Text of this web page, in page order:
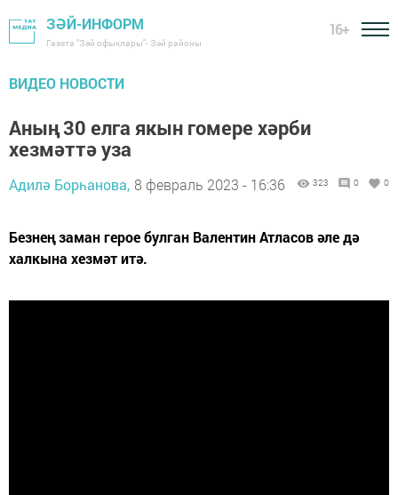
ЗӘЙ-ИНФОРМ
Газета "Зәй офыклары"- Зәй районы
16+
ВИДЕО НОВОСТИ
Аның 30 елга якын гомере хәрби
хезмәттә уза
Адилә Борһанова, 8 февраль 2023 - 16:36 323 0 0
Безнең заман герое булган Валентин Атласов әле дә
халкына хезмәт итә.